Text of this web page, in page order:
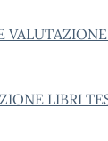
LIBRI